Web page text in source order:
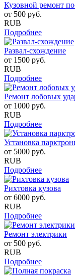
Кузовной ремонт
от 500 руб.
RUB
Подробнее
Развал-схождение
от 1500 руб.
RUB
Подробнее
Ремонт лобовых
от 1000 руб.
RUB
Подробнее
Установка
от 5000 руб.
RUB
Подробнее
Рихтовка кузова
от 6000 руб.
RUB
Подробнее
Ремонт электрики
от 500 руб.
RUB
Подробнее